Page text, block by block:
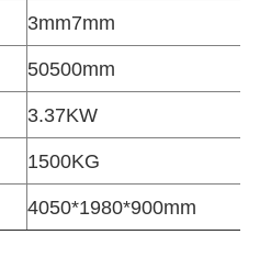
3mm7mm
50500mm
3.37KW
1500KG
4050*1980*900mm